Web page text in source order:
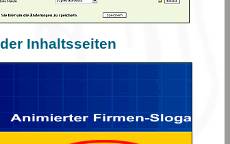
Inhaltsseiten